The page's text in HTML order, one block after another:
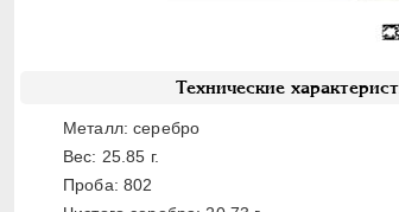
Технические
Металл: серебро
Вес: 25.85 г.
Проба: 802